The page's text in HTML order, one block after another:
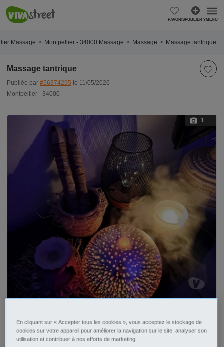
FAVORISPUBLIER ?MENU
Massage Montpellier - 34000 Massage Massage Massage tantrique
Massage tantrique
Publiée par #56374295 le 11/05/2026
Montpellier - 34000
1
Tel Sms
En cliquant sur « Accepter tous les cookies », vous acceptez le stockage de
cookies sur votre appareil pour améliorer la navigation sur le site, analyser son
utilisation et contribuer à nos efforts de marketing.